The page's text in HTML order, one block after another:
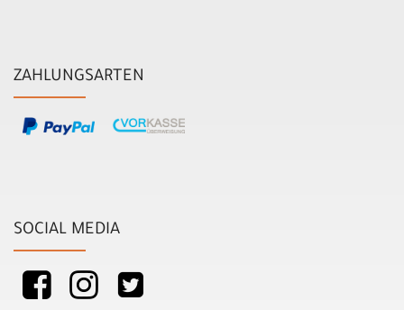
ZAHLUNGSARTEN
SOCIAL MEDIA